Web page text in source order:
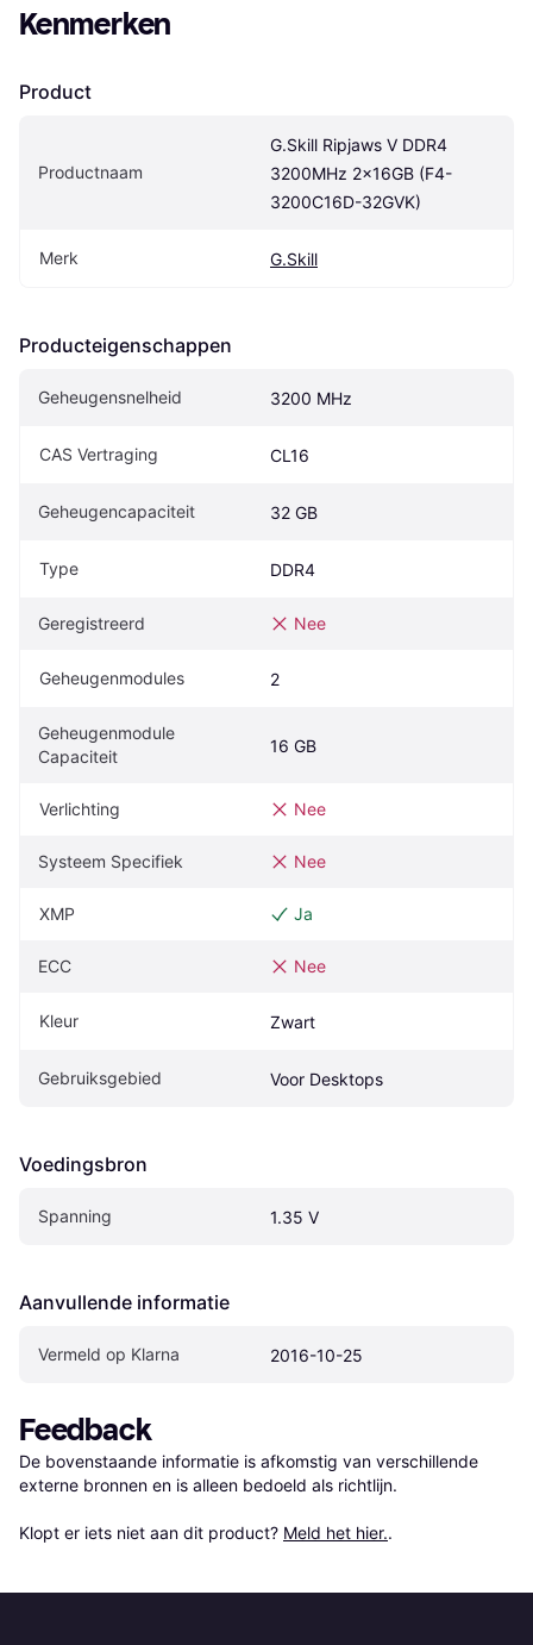
Kenmerken
Product
Productnaam
G.Skill Ripjaws V DDR4
3200MHz 2x16GB (F4-
3200C16D-32GVK)
Merk G.Skill
Producteigenschappen
Geheugensnelheid 3200 MHz
CAS Vertraging CL16
Geheugencapaciteit 32 GB
Type DDR4
Geregistreerd Nee
Geheugenmodules 2
Geheugenmodule
Capaciteit
16 GB
Verlichting Nee
Systeem Specifiek Nee
XMP Ja
ECC Nee
Kleur Zwart
Gebruiksgebied Voor Desktops
Voedingsbron
Spanning 1.35 V
Aanvullende informatie
Vermeld op Klarna 2016-10-25
Feedback
De bovenstaande informatie is afkomstig van verschillende
externe bronnen en is alleen bedoeld als richtlijn.
Klopt er iets niet aan dit product? Meld het hier..